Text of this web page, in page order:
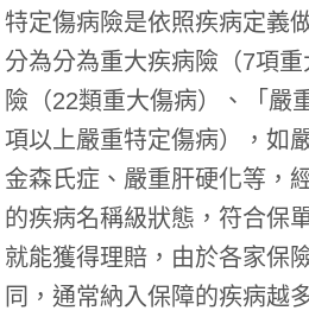
特定傷病險是依照疾病定義
分為分為重大疾病險（7項
險（22類重大傷病）、「嚴
項以上嚴重特定傷病），如
金森氏症、嚴重肝硬化等，
的疾病名稱級狀態，符合保
就能獲得理賠，由於各家保
同，通常納入保障的疾病越